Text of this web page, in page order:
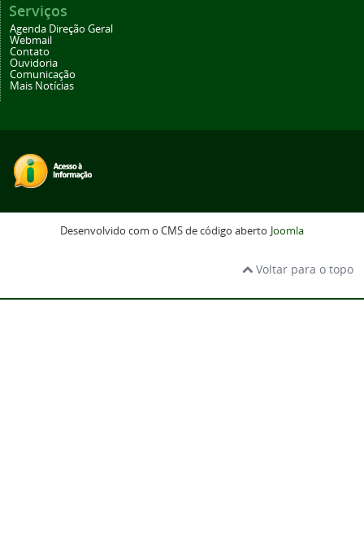
Serviços
Agenda Direção Geral
Webmail
Contato
Ouvidoria
Comunicação
Mais Notícias
Desenvolvido com o CMS de código aberto Joomla
Voltar para o topo